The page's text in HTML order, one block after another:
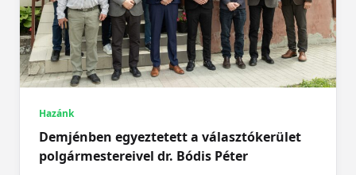
Hazánk
Demjénben egyeztetett a választókerület
polgármestereivel dr. Bódis Péter